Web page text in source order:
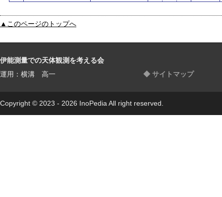
▲このページのトップへ
伊能測量での天体観測を考える会
運用：横溝 高一
◆ サイトマップ
Copyright © 2023 - 2026 InoPedia All right reserved.